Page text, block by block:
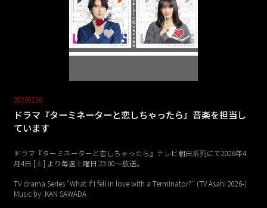
20260216
ドラマ『ターミネーターと恋しちゃったら』音楽を担当し
ています
ドラマ『ターミネーターと恋しちゃったら』テレビ朝日系列にて2026年4
月4日 [土] より毎週土曜日 23:00〜放送。
TV drama Series "What if I fell in love with a Terminator?" (TV Asahi 2026-)
Music by: KAN SAWADA